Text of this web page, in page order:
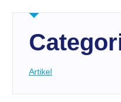
Artikel